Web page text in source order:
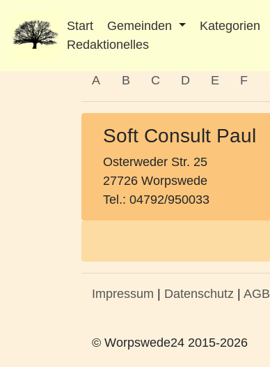
Start Gemeinden Kategorien
Redaktionelles
A B C D E F
Soft Consult Paul
Osterweder Str. 25
27726 Worpswede
Tel.: 04792/950033
Impressum Datenschutz AGB
© Worpswede24 2015-2026